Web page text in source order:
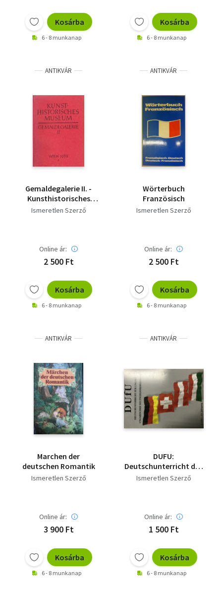
Kosárba
6 - 8 munkanap
Kosárba
6 - 8 munkanap
ANTIKVÁR
Gemaldegalerie II. -
Kunsthistorisches
museum
Ismeretlen Szerző
Online ár:
2 500 Ft
Kosárba
6 - 8 munkanap
ANTIKVÁR
Wörterbuch
Französisch
Ismeretlen Szerző
Online ár:
2 500 Ft
Kosárba
6 - 8 munkanap
ANTIKVÁR
Marchen der
deutschen Romantik
Ismeretlen Szerző
Online ár:
3 900 Ft
Kosárba
6 - 8 munkanap
ANTIKVÁR
DUFU:
Deutschunterricht dür
Ungarn 4/1999 - 14.
Ismeretlen Szerző
Online ár:
1 500 Ft
Kosárba
6 - 8 munkanap